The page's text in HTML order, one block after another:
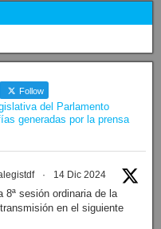
Follow
del Parlamento
generadas por la prensa
· 14 Dic 2024
8ª sesión ordinaria de la
en el siguiente